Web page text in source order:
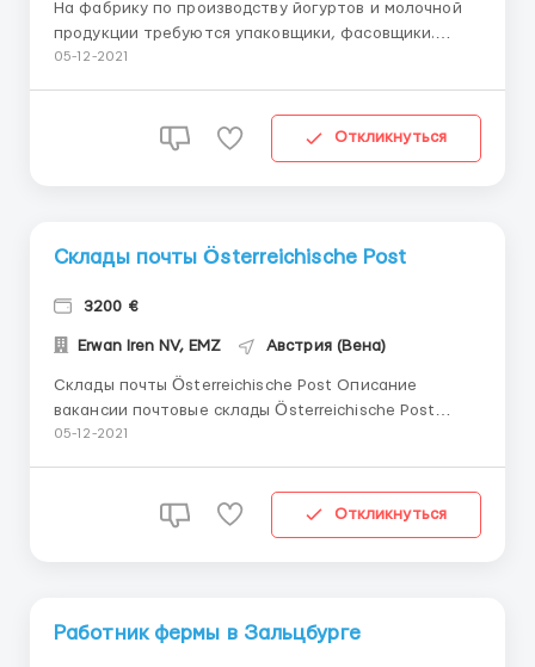
На фабрику по производству йогуртов и молочной
продукции требуются упаковщики, фасовщики.
Требования: мужчины, женщины, семейные пары до
График работы 6 дней в неделю по 8 часов в д...
05-12-2021
Откликнуться
Склады почты Österreichische Post
3200 €
Erwan Iren NV, EMZ Австрия (Вена)
Склады почты Österreichische Post Описание
вакансии почтовые склады Österreichische Post
требуются работники. мужчины и женщины,
ответственность. Оплата: 14-16 евро в час Рабо...
05-12-2021
Откликнуться
Работник фермы в Зальцбурге